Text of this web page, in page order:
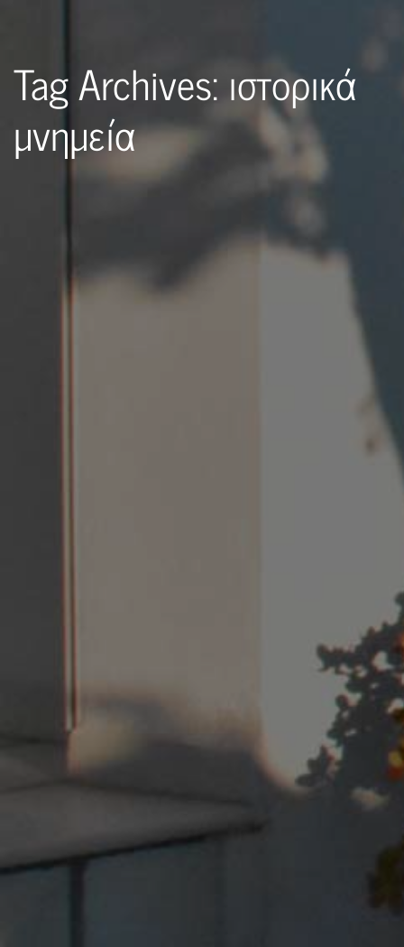
Tag Archives: ιστορικά
μνημεία